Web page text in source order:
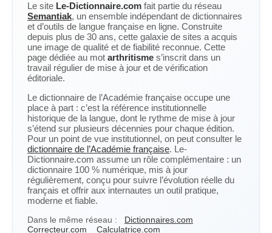
Le site Le-Dictionnaire.com fait partie du réseau
Semantiak, un ensemble indépendant de dictionnaires
et d’outils de langue française en ligne. Construite
depuis plus de 30 ans, cette galaxie de sites a acquis
une image de qualité et de fiabilité reconnue. Cette
page dédiée au mot arthritisme s’inscrit dans un
travail régulier de mise à jour et de vérification
éditoriale.
Le dictionnaire de l’Académie française occupe une
place à part : c’est la référence institutionnelle
historique de la langue, dont le rythme de mise à jour
s’étend sur plusieurs décennies pour chaque édition.
Pour un point de vue institutionnel, on peut consulter le
dictionnaire de l’Académie française. Le-
Dictionnaire.com assume un rôle complémentaire : un
dictionnaire 100 % numérique, mis à jour
régulièrement, conçu pour suivre l’évolution réelle du
français et offrir aux internautes un outil pratique,
moderne et fiable.
Dans le même réseau :
Dictionnaires.com
Correcteur.com
Calculatrice.com